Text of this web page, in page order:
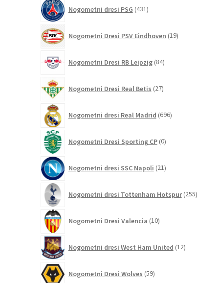
Nogometni dresi PSG 431izdelkov
Nogometni Dresi PSV Eindhoven 19izdelkov
Nogometni Dresi RB Leipzig 84izdelkov
Nogometni Dresi Real Betis 27izdelkov
Nogometni dresi Real Madrid 696izdelkov
Nogometni Dresi Sporting CP 0izdelkov
Nogometni dresi SSC Napoli 21izdelkov
Nogometni dresi Tottenham Hotspur 255
Nogometni Dresi Valencia 10izdelkov
Nogometni dresi West Ham United 12izdelkov
Nogometni Dresi Wolves 59izdelkov